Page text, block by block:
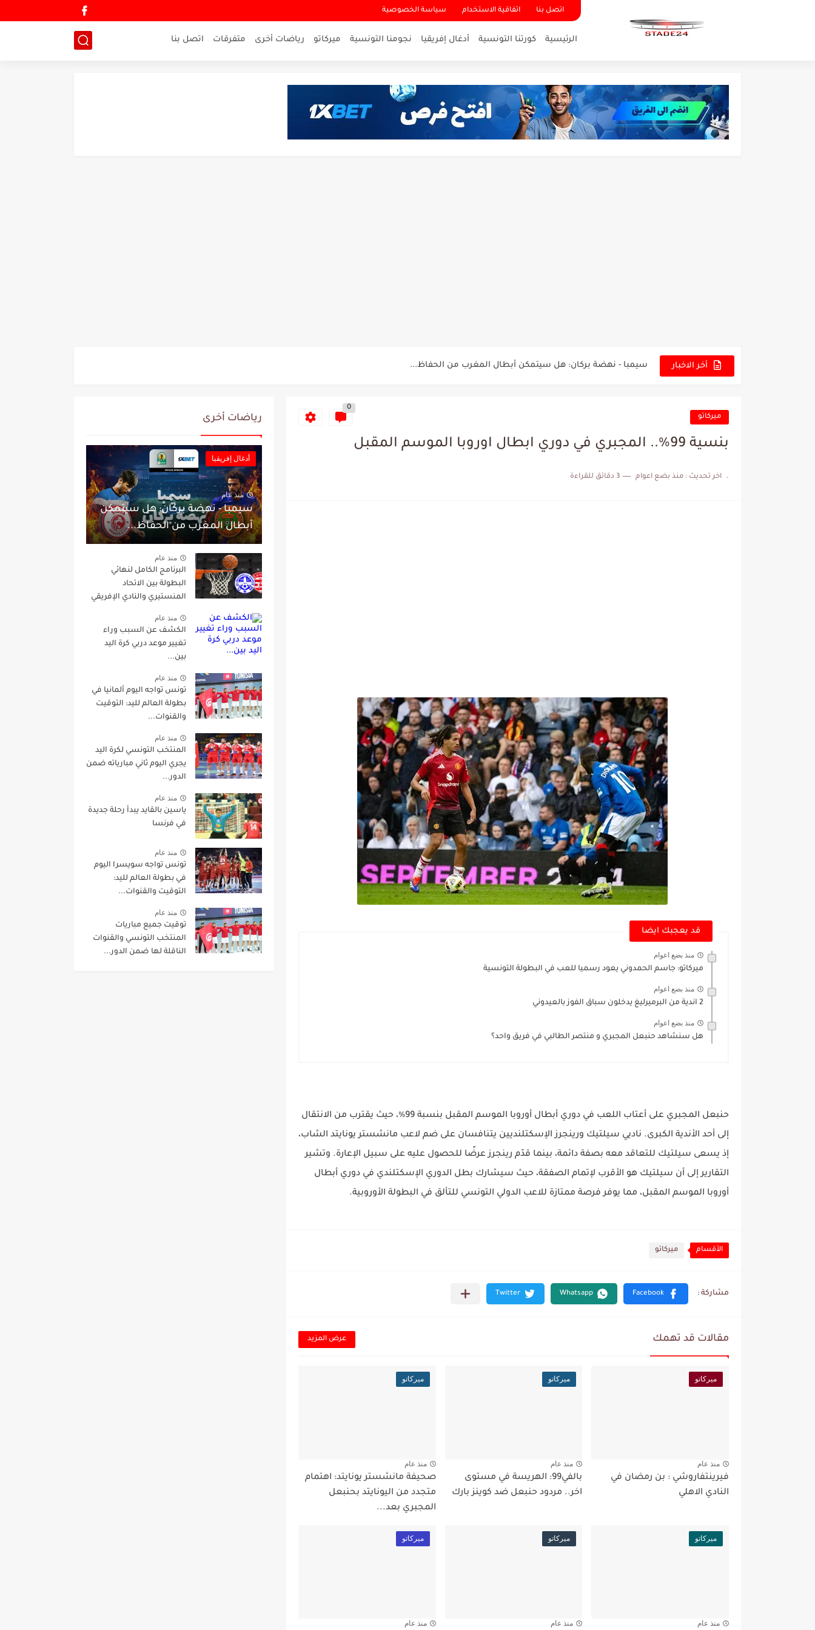
اتصل بنا اتفاقية الاستخدام سياسة الخصوصية
الرئيسية كورتنا التونسية أدغال إفريقيا نجومنا التونسية ميركاتو رياضات أخرى متفرقات اتصل بنا
أخر الاخبار سيمبا - نهضة بركان: هل سيتمكن أبطال المغرب من الحفاظ...
عرض قطري يُغري ادارة النادي الإفريقي للتخلي عن موهبتها
ميركاتو
0
بنسية 99%.. المجبري في دوري ابطال اوروبا الموسم المقبل
. اخر تحديث : منذ بضع اعوام 3 دقائق للقراءة
قد يعجبك ايضا
منذ بضع اعوام
ميركاتو: جاسم الحمدوني يعود رسميا للعب في البطولة التونسية
منذ بضع اعوام
2 اندية من البرميرليغ يدخلون سباق الفوز بالعيدوني
منذ بضع اعوام
هل سنشاهد حنبعل المجبري و منتصر الطالبي في فريق واحد؟
حنبعل المجبري على أعتاب اللعب في دوري أبطال أوروبا الموسم المقبل بنسبة 99٪، حيث يقترب من الانتقال
إلى أحد الأندية الكبرى. ناديي سيلتيك ورينجرز الإسكتلنديين يتنافسان على ضم لاعب مانشستر يونايتد الشاب،
إذ يسعى سيلتيك للتعاقد معه بصفة دائمة، بينما قدّم رينجرز عرضًا للحصول عليه على سبيل الإعارة. وتشير
التقارير إلى أن سيلتيك هو الأقرب لإتمام الصفقة، حيث سيشارك بطل الدوري الإسكتلندي في دوري أبطال
أوروبا الموسم المقبل، مما يوفر فرصة ممتازة للاعب الدولي التونسي للتألق في البطولة الأوروبية.
الأقسام ميركاتو
مقالات قد تهمك عرض المزيد
ميركاتو
منذ عام
فيرينتفاروشي : بن رمضان في
النادي الاهلي
ميركاتو
منذ عام
بالفي99: الهريسة في مستوى
اخر.. مردود حنبعل ضد كوينز بارك
ميركاتو
منذ عام
صحيفة مانشستر يونايتد: اهتمام
متجدد من اليونايتد بحنبعل
المجبري بعد...
ميركاتو
منذ عام
ميركاتو
منذ عام
ميركاتو
منذ عام
رياضات أخرى
أدغال إفريقيا
منذ عام
سيمبا - نهضة بركان: هل سيتمكن
أبطال المغرب من الحفاظ...
منذ عام
البرنامج الكامل لنهائي
البطولة بين الاتحاد
المنستيري والنادي الإفريقي
منذ عام
الكشف عن السبب وراء
تغيير موعد دربي كرة اليد
بين...
منذ عام
تونس تواجه اليوم ألمانيا في
بطولة العالم لليد: التوقيت
والقنوات...
منذ عام
المنتخب التونسي لكرة اليد
يجري اليوم ثاني مبارياته ضمن
الدور...
منذ عام
ياسين بالقايد يبدأ رحلة جديدة
في فرنسا
منذ عام
تونس تواجه سويسرا اليوم
في بطولة العالم لليد:
التوقيت والقنوات...
منذ عام
توقيت جميع مباريات
المنتخب التونسي والقنوات
الناقلة لها ضمن الدور...